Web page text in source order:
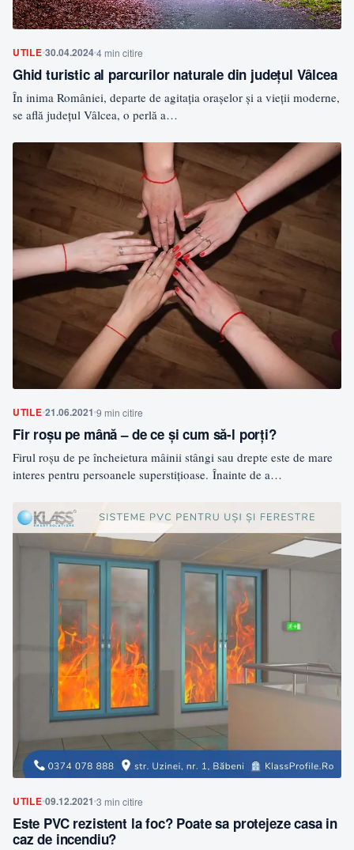
UTILE 30.04.20244 min citire
Ghid turistic al parcurilor naturale din judeţul Vâlcea
În inima României, departe de agitația orașelor și a vieții moderne,
se află județul Vâlcea, o perlă a…
UTILE 21.06.2021 9 min citire
Fir roșu pe mână – de ce și cum să-l porți?
Firul roșu de pe încheietura mâinii stângi sau drepte este de mare
interes pentru persoanele superstițioase. Înainte de a…
UTILE 09.12.2021 3 min citire
Este PVC rezistent la foc? Poate sa protejeze casa in
caz de incendiu?